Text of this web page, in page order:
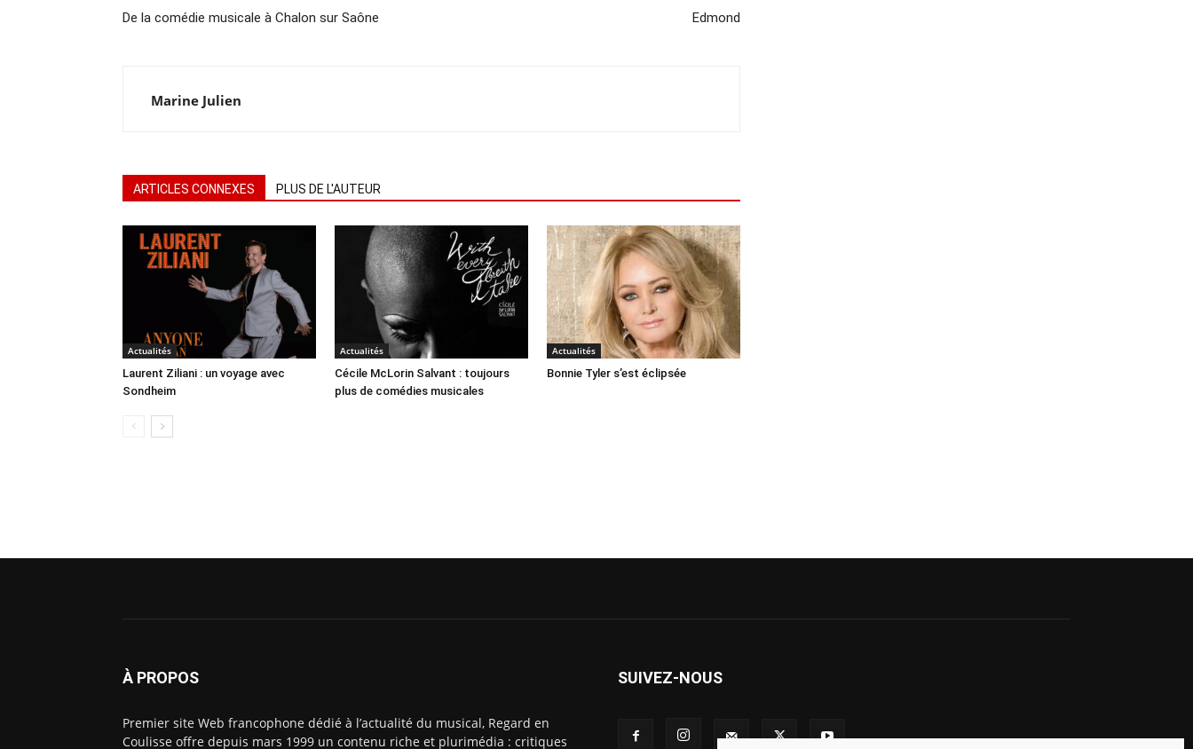
De la comédie musicale à Chalon sur Saône Edmond
Marine Julien
ARTICLES CONNEXES PLUS DE L'AUTEUR
Actualités
Laurent Ziliani : un voyage avec
Sondheim
Actualités
Cécile McLorin Salvant : toujours
plus de comédies musicales
Actualités
Bonnie Tyler s’est éclipsée
À PROPOS
Premier site Web francophone dédié à l’actualité du musical, Regard en
Coulisse offre depuis mars 1999 un contenu riche et plurimédia : critiques
SUIVEZ-NOUS